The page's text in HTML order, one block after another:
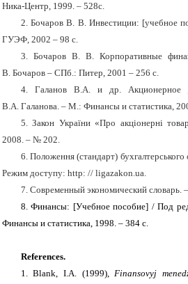
Ника-Центр, 1999. – 528с.
2. Бочаров В. В. Инвестиции: [учебное
ГУЭФ, 2002 – 98 с.
3. Бочаров В.В. Корпоративные
В. Бочаров – СПб.: Питер, 2001 – 256 с.
4. Галанов В.А.и др. Акционерное
В.А. Галанова. – М.: Финансы и статистика,
5. Закон України «Про акціонерні
2008. – № 202.
6. Положення (стандарт) бухгалтерського
Режим доступу: http: // ligazakon.ua.
7. Современный экономический словарь.
8.Финансы: [Учебное пособие] /Под
Финансы и статистика, 1998. – 384 с.
References.
1. Blank, I.A. (1999),Finansovyj